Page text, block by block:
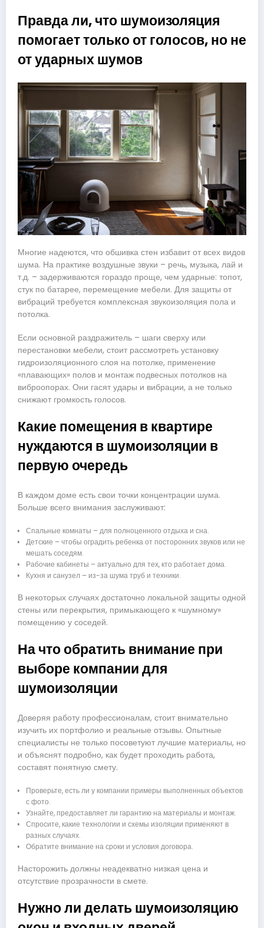
Правда ли, что шумоизоляция
помогает только от голосов, но не
от ударных шумов
Многие надеются, что обшивка стен избавит от всех видов
шума. На практике воздушные звуки – речь, музыка, лай и
т.д. – задерживаются гораздо проще, чем ударные: топот,
стук по батарее, перемещение мебели. Для защиты от
вибраций требуется комплексная звукоизоляция пола и
потолка.
Если основной раздражитель – шаги сверху или
перестановки мебели, стоит рассмотреть установку
гидроизоляционного слоя на потолке, применение
«плавающих» полов и монтаж подвесных потолков на
виброопорах. Они гасят удары и вибрации, а не только
снижают громкость голосов.
Какие помещения в квартире
нуждаются в шумоизоляции в
первую очередь
В каждом доме есть свои точки концентрации шума.
Больше всего внимания заслуживают:
Спальные комнаты – для полноценного отдыха и сна.
Детские – чтобы оградить ребенка от посторонних звуков или не
мешать соседям.
Рабочие кабинеты – актуально для тех, кто работает дома.
Кухня и санузел – из-за шума труб и техники.
В некоторых случаях достаточно локальной защиты одной
стены или перекрытия, примыкающего к «шумному»
помещению у соседей.
На что обратить внимание при
выборе компании для
шумоизоляции
Доверяя работу профессионалам, стоит внимательно
изучить их портфолио и реальные отзывы. Опытные
специалисты не только посоветуют лучшие материалы, но
и объяснят подробно, как будет проходить работа,
составят понятную смету.
Проверьте, есть ли у компании примеры выполненных объектов
с фото.
Узнайте, предоставляет ли гарантию на материалы и монтаж.
Спросите, какие технологии и схемы изоляции применяют в
разных случаях.
Обратите внимание на сроки и условия договора.
Насторожить должны неадекватно низкая цена и
отсутствие прозрачности в смете.
Нужно ли делать шумоизоляцию